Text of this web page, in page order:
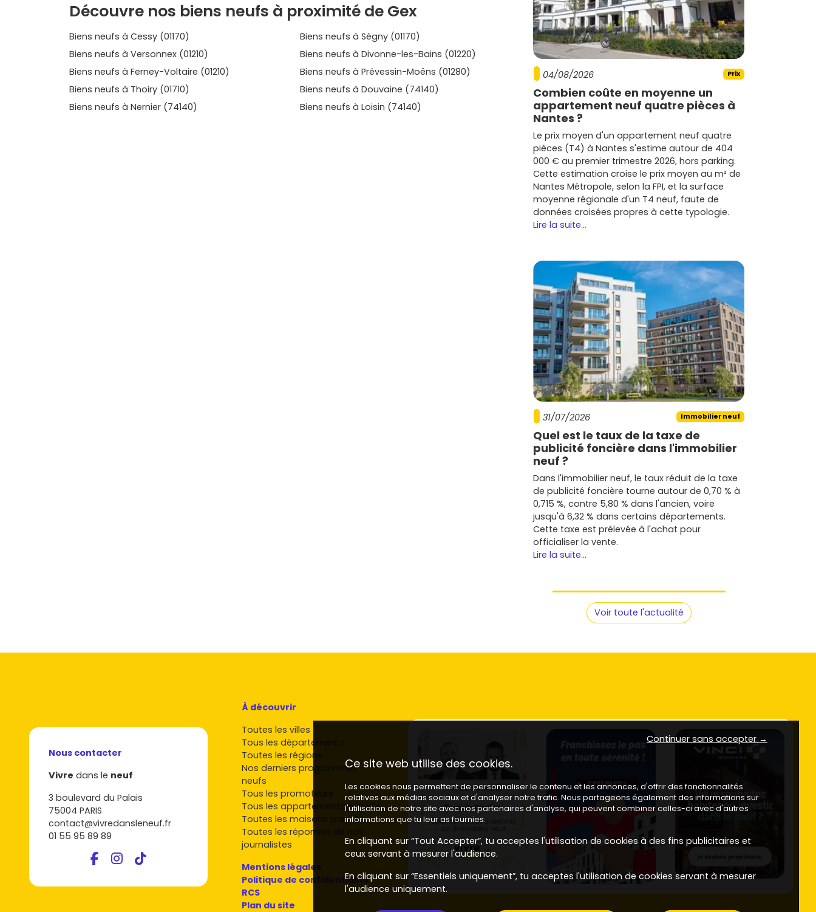
personnalisation : dans unprogramme neuf à Gex, tu peux souvent choisir les finitions (sols,
faïences, options de cuisine ou de salle de bains) et aménager un espace vraiment à ton image,
que ce soit un trois-pièces traversant avec balcon et vue dégagée ou une maison mitoyenne avec
terrasse et coin potager. La localisation te donne aussi un vrai levier pour l’avenir : la proximité de
Genève et l’attractivité du Pays de Gex entretiennent une demande soutenue, utile si tu dois revendre
ou louer un jour, tandis que la qualité de construction protège la valeur dans le temps. Bref, que tu
cherches le calme d’un quartier résidentiel ou la praticité d’un centre animé, tu trouveras des
adresses pertinentes et des plans bien pensés. Prêt à voir concrètement ce que cela donne ?
Parcours notre sélection et compare chaque
programme neuf à Gexavec ceux de Ferney-Voltaire,
Découvre nos biens neufs à proximité de Gex
Biens neufs à Cessy (01170)
Biens neufs à Ségny (01170)
Biens neufs à Versonnex (01210)
Biens neufs à Divonne-les-Bains (01220)
Biens neufs à Ferney-Voltaire (01210)
Biens neufs à Prévessin-Moëns (01280)
Biens neufs à Thoiry (01710)
Biens neufs à Douvaine (74140)
Biens neufs à Nernier (74140)
Biens neufs à Loisin (74140)
04/08/2026 Prix
Combien coûte en moyenne un
appartement neuf quatre pièces à
Nantes ?
Le prix moyen d'un appartement neuf quatre
pièces (T4) à Nantes s'estime autour de 404
000 € au premier trimestre 2026, hors parking.
Cette estimation croise le prix moyen au m² de
Nantes Métropole, selon la FPI, et la surface
moyenne régionale d'un T4 neuf, faute de
données croisées propres à cette typologie.
Lire la suite...
31/07/2026 Immobilier neuf
Quel est le taux de la taxe de
publicité foncière dans l'immobilier
neuf ?
Dans l'immobilier neuf, le taux réduit de la taxe
de publicité foncière tourne autour de 0,70 % à
0,715 %, contre 5,80 % dans l'ancien, voire
jusqu'à 6,32 % dans certains départements.
Cette taxe est prélevée à l'achat pour
officialiser la vente.
Lire la suite...
Voir toute l'actualité
Nous contacter
Vivre dans le neuf
3 boulevard du Palais
75004 PARIS
contact@vivredansleneuf.fr
01 55 95 89 89
À découvrir
Toutes les villes
Tous les départements
Toutes les régions
Nos derniers programmes
neufs
Tous les promoteurs
Tous les appartements par ville
Toutes les maisons par ville
Toutes les réponses de nos
journalistes
Mentions légales
Politique de confidentialité
RCS
Plan du site
Continuer sans accepter →
Ce site web utilise des cookies.
Les cookies nous permettent de personnaliser le contenu et les annonces, d'offrir des fonctionnalités
relatives aux médias sociaux et d'analyser notre trafic. Nous partageons également des informations sur
l'utilisation de notre site avec nos partenaires d'analyse, qui peuvent combiner celles-ci avec d'autres
informations que tu leur as fournies.
En cliquant sur “Tout Accepter”, tu acceptes l'utilisation de cookies à des fins publicitaires et
ceux servant à mesurer l'audience.
En cliquant sur “Essentiels uniquement”, tu acceptes l'utilisation de cookies servant à mesurer
l'audience uniquement.